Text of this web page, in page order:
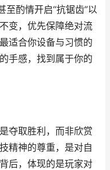
至酌情开启“抗锯齿”以
变，优先保障绝对流
适合你设备与习惯的
手感，找到属于你的
夺取胜利，而非欣赏
精神的尊重，是对自
后，体现的是玩家对